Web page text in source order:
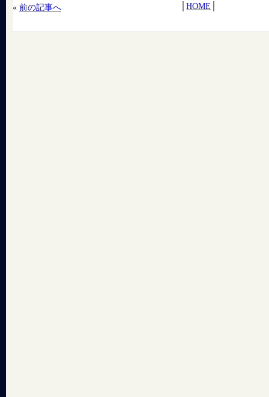
« 前の記事へ │HOME